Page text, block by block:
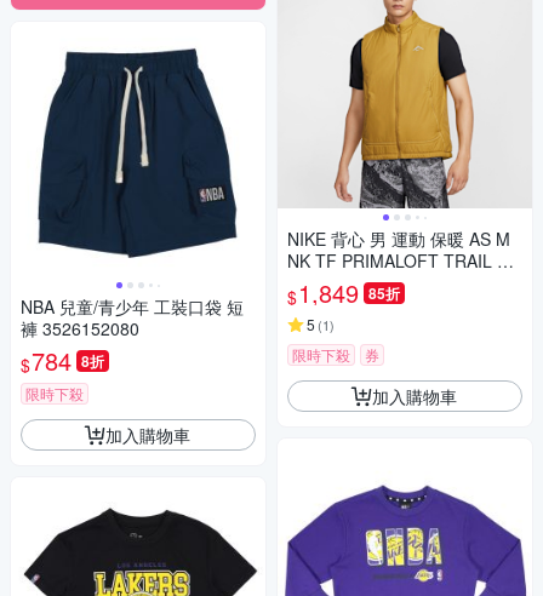
NBA 兒童/青少年 工裝口袋 短
褲 3526152080
$784 8折
限時下殺
加入購物車
NIKE 背心 男 運動 保暖 AS M
NK TF PRIMALOFT TRAIL VE
S 古銅 FZ0002-716
$1,849 85折
5 (1)
限時下殺 券
加入購物車